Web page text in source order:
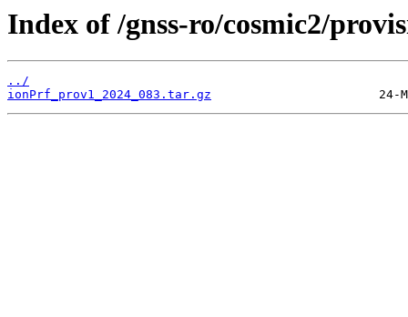
Index of /gnss-ro/cosmic2/
../
ionPrf_prov1_2024_083.tar.gz